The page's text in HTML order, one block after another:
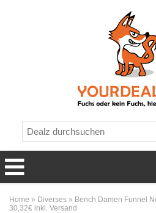
Home » Diverses » Bench Damen Funnel
30,32€ inkl. Versand